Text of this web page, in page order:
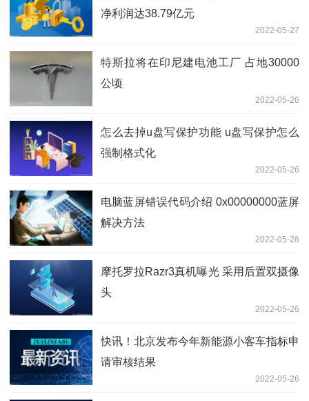
净利润达38.79亿元
2022-05-27
特斯拉将在印尼建电池工厂 占地30000
公顷
2022-05-26
怎么去掉u盘写保护功能 u盘写保护怎么
强制格式化
2022-05-26
电脑蓝屏错误代码介绍 0x00000000蓝屏
解决方法
2022-05-26
摩托罗拉Razr3真机曝光 采用后置双摄像
头
2022-05-26
快讯！北京发布今年新能源小客车指标申
请审核结果
2022-05-26